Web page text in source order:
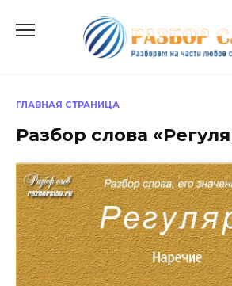
содержанию
ГЛАВНАЯ СТРАНИЦА
Разбор слова